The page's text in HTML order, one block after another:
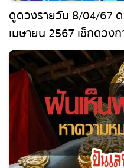
ดูดวงรายวัน 8/04/67
เมษายน 2567 เช็กดวง
เลขเด่น สีมงคง เช็กเลย